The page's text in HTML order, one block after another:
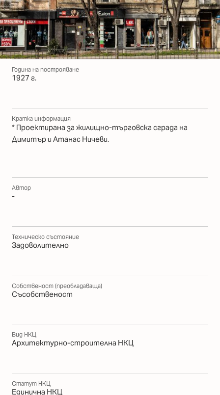
Година на построяване
1927 г.
Кратка информация
* Проектирана за жилищно-търговска сграда на
Димитър и Атанас Ничеви.
Автор
-
Техническо състояние
Задоволително
Собственост (преобладаваща)
Съсобственост
Вид НКЦ
Архитектурно-строителна НКЦ
Статут НКЦ
Единична НКЦ